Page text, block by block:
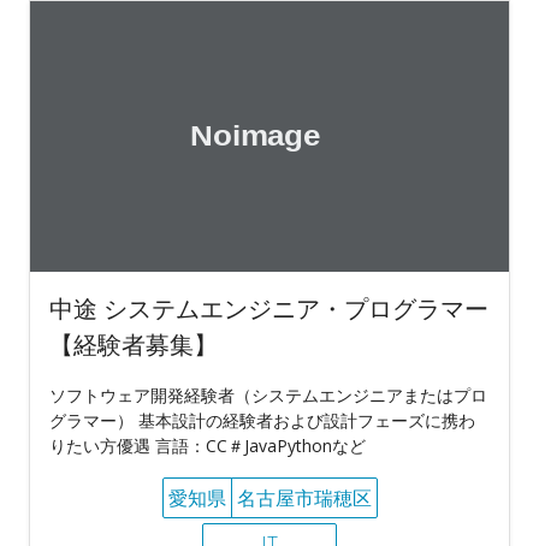
中途 システムエンジニア・プログラマー
【経験者募集】
ソフトウェア開発経験者（システムエンジニアまたはプロ
グラマー） 基本設計の経験者および設計フェーズに携わ
りたい方優遇 言語：CC＃JavaPythonなど
愛知県 名古屋市瑞穂区